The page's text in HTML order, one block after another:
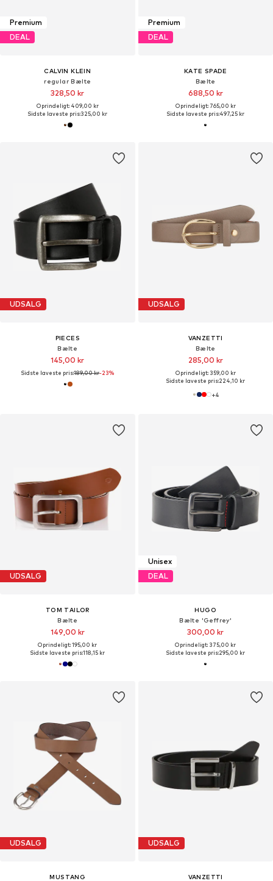
Premium
DEAL
CALVIN KLEIN
regular Bælte
328,50 kr
Oprindeligt: 409,00 kr
Sidste laveste pris:325,00 kr
Premium
DEAL
KATE SPADE
Bælte
688,50 kr
Oprindeligt: 765,00 kr
Sidste laveste pris:497,25 kr
UDSALG
PIECES
Bælte
145,00 kr
Sidste laveste pris:189,00 kr-23%
UDSALG
VANZETTI
Bælte
285,00 kr
Oprindeligt: 359,00 kr
Sidste laveste pris:224,10 kr
+4
UDSALG
TOM TAILOR
Bælte
149,00 kr
Oprindeligt: 195,00 kr
Sidste laveste pris:118,15 kr
Unisex
DEAL
HUGO
Bælte 'Geffrey'
300,00 kr
Oprindeligt: 375,00 kr
Sidste laveste pris:295,00 kr
UDSALG
MUSTANG
UDSALG
VANZETTI